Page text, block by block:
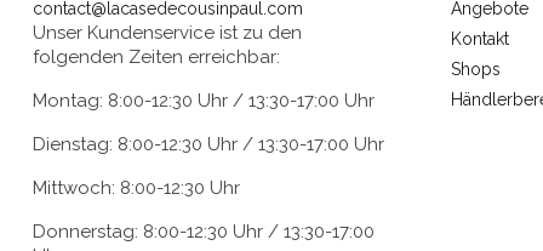
contact@lacasedecousinpaul.com
Unser Kundenservice ist zu den
folgenden Zeiten erreichbar:
Montag: 8:00-12:30 Uhr / 13:30-17:00 Uhr
Dienstag: 8:00-12:30 Uhr / 13:30-17:00 Uhr
Mittwoch: 8:00-12:30 Uhr
Donnerstag: 8:00-12:30 Uhr / 13:30-17:00
Angebote
Kontakt
Shops